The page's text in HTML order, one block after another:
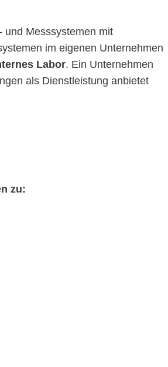
und Messsystemen mit
im eigenen Unternehmen
Labor. Ein Unternehmen
als Dienstleistung anbietet
zu: